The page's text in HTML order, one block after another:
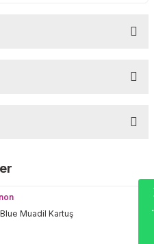
siz yapın!
Muadil Kartuş